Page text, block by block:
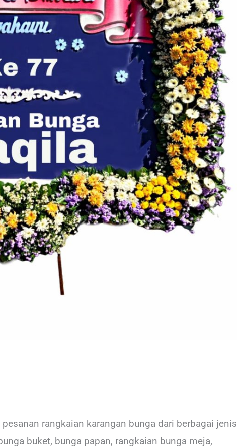
rangkaian karangan bunga dari berbagai jenis
buket, bunga papan, rangkaian bunga meja,